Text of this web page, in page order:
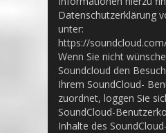
Datenschutzerklärung
unter:
https://
Wenn Sie nicht
Soundcloud den
Ihrem SoundCloud-
zuordnet, loggen Sie
SoundCloud-
Inhalte des